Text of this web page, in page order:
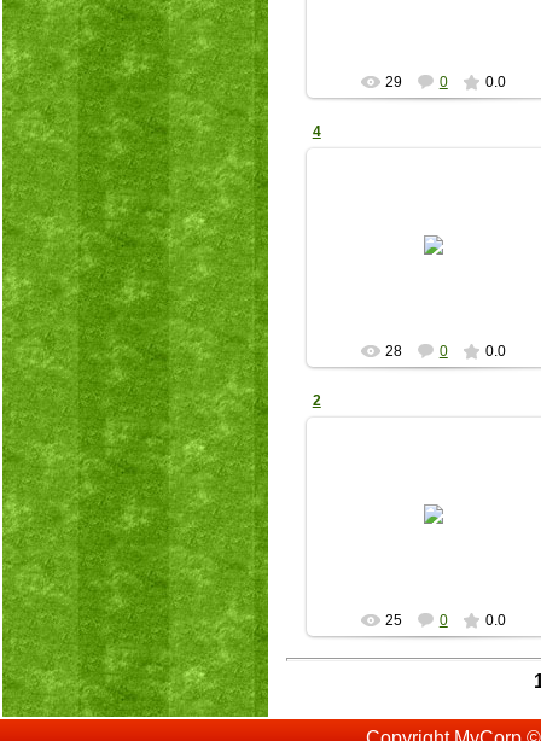
29 0 0.0
4
28 0 0.0
2
25 0 0.0